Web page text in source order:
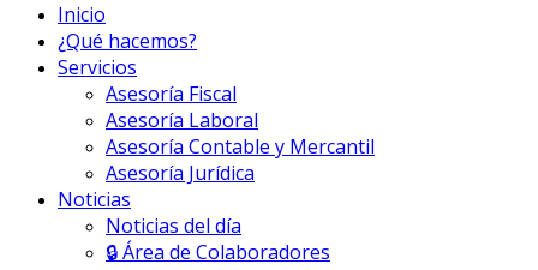
Inicio
¿Qué hacemos?
Servicios
Asesoría Fiscal
Asesoría Laboral
Asesoría Contable y Mercantil
Asesoría Jurídica
Noticias
Noticias del día
🔒 Área de Colaboradores